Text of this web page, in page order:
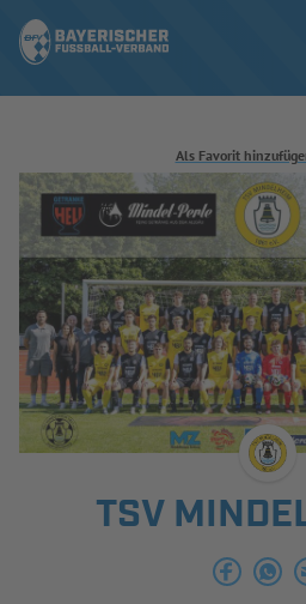
ERGEBNISSE & WETTBEWERBE
NEUIGKEITEN
SPIELBETRIEB &
AUSBILDUNG & FÖRDERUNG
INFOTHEK
Als Favorit
TSV